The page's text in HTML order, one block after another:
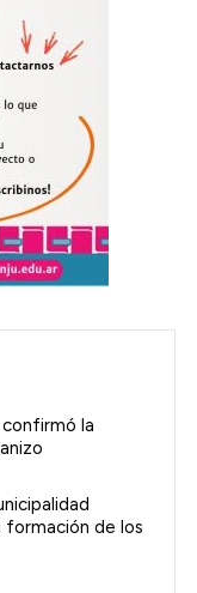
la
de los